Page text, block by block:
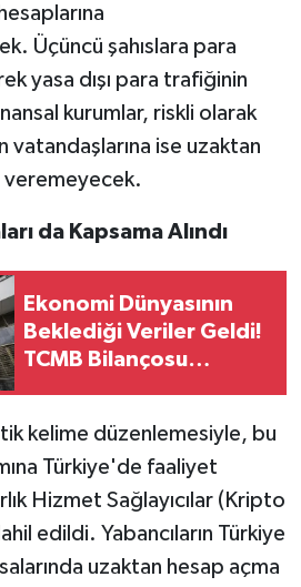
Üçüncü şahıslara para
yasa dışı para trafiğinin
kurumlar, riskli olarak
vatandaşlarına ise uzaktan
veremeyecek.
da Kapsama Alındı
Ekonomi Dünyasının
Beklediği Veriler Geldi!
TCMB Bilançosu
kelime düzenlemesiyle, bu
Türkiye'de faaliyet
Hizmet Sağlayıcılar (Kripto
edildi. Yabancıların Türkiye
uzaktan hesap açma